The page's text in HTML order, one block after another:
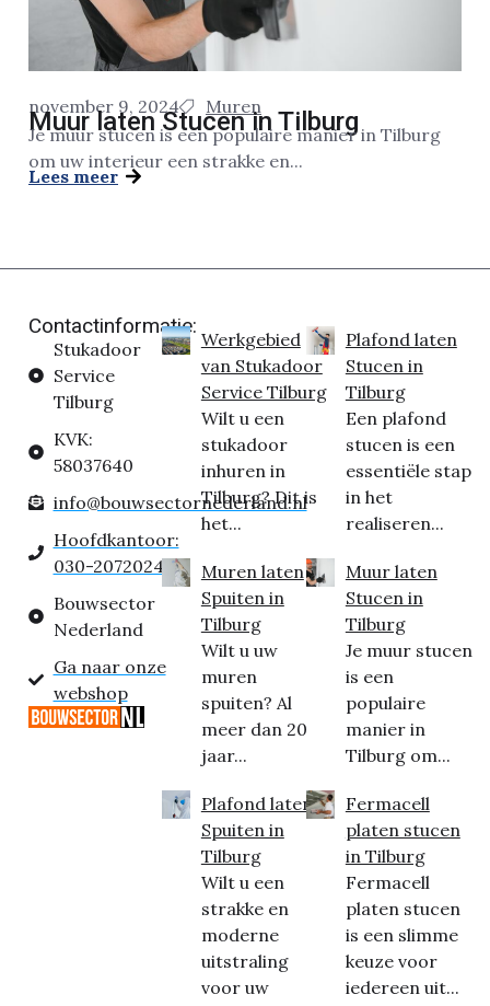
november 9, 2024 Muren
Muur laten Stucen in Tilburg
Je muur stucen is een populaire manier in Tilburg
om uw interieur een strakke en...
Lees meer
Contactinformatie:
Stukadoor
Service
Tilburg
KVK:
58037640
info@bouwsectornederland.nl
Hoofdkantoor:
030-2072024
Bouwsector
Nederland
Ga naar onze
webshop
Werkgebied
van Stukadoor
Service Tilburg
Wilt u een
stukadoor
inhuren in
Tilburg? Dit is
het...
Muren laten
Spuiten in
Tilburg
Wilt u uw
muren
spuiten? Al
meer dan 20
jaar...
Plafond laten
Spuiten in
Tilburg
Wilt u een
strakke en
moderne
uitstraling
voor uw
Plafond laten
Stucen in
Tilburg
Een plafond
stucen is een
essentiële stap
in het
realiseren...
Muur laten
Stucen in
Tilburg
Je muur stucen
is een
populaire
manier in
Tilburg om...
Fermacell
platen stucen
in Tilburg
Fermacell
platen stucen
is een slimme
keuze voor
iedereen uit...